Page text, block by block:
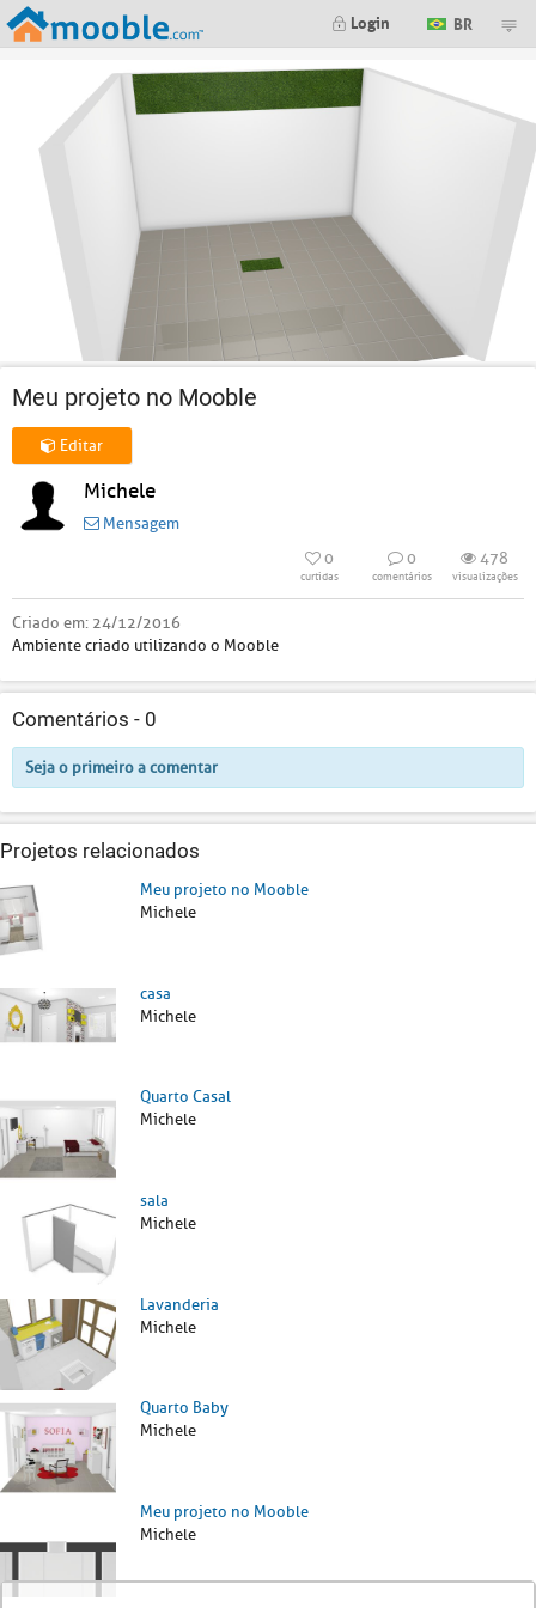
Login BR
Meu projeto no Mooble
Editar
Michele
Mensagem
0
curtidas
0
comentários
478
visualizações
Criado em: 24/12/2016
Ambiente criado utilizando o Mooble
Comentários - 0
Seja o primeiro a comentar
Projetos relacionados
Meu projeto no Mooble
Michele
casa
Michele
Quarto Casal
Michele
sala
Michele
Lavanderia
Michele
Quarto Baby
Michele
Meu projeto no Mooble
Michele